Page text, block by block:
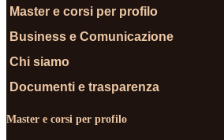
Master e corsi per profilo
Business e Comunicazione
Chi siamo
Documenti e trasparenza
Master e corsi per profilo